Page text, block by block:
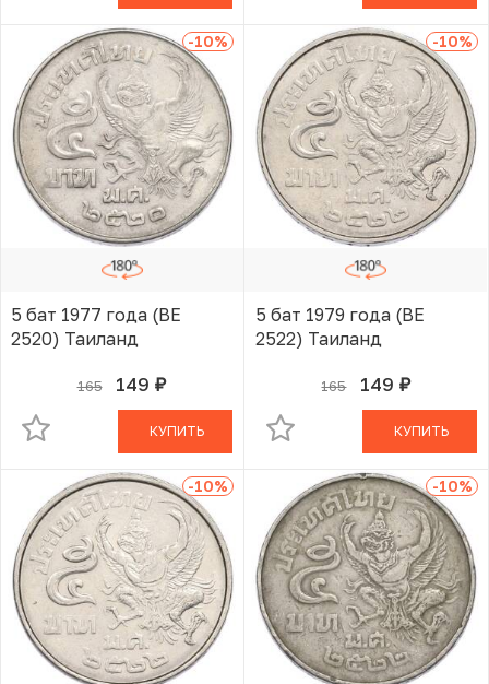
-10%
5 бат 1977 года (BE
2520) Таиланд
165 149 руб.
В КОРЗИНЕ
КУПИТЬ
-10%
5 бат 1979 года (BE
2522) Таиланд
165 149 руб.
В КОРЗИНЕ
КУПИТЬ
-10% -10%